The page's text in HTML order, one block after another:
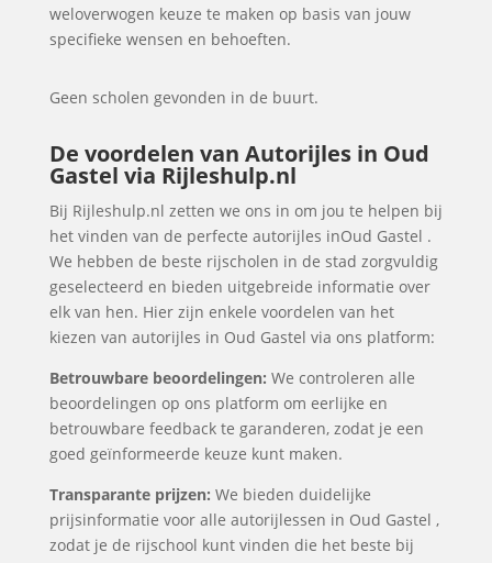
weloverwogen keuze te maken op basis van jouw
specifieke wensen en behoeften.
Geen scholen gevonden in de buurt.
De voordelen van Autorijles in Oud
Gastel via Rijleshulp.nl
Bij Rijleshulp.nl zetten we ons in om jou te helpen bij
het vinden van de perfecte autorijles inOud Gastel .
We hebben de beste rijscholen in de stad zorgvuldig
geselecteerd en bieden uitgebreide informatie over
elk van hen. Hier zijn enkele voordelen van het
kiezen van autorijles in Oud Gastel via ons platform:
Betrouwbare beoordelingen: We controleren alle
beoordelingen op ons platform om eerlijke en
betrouwbare feedback te garanderen, zodat je een
goed geïnformeerde keuze kunt maken.
Transparante prijzen: We bieden duidelijke
prijsinformatie voor alle autorijlessen in Oud Gastel ,
zodat je de rijschool kunt vinden die het beste bij